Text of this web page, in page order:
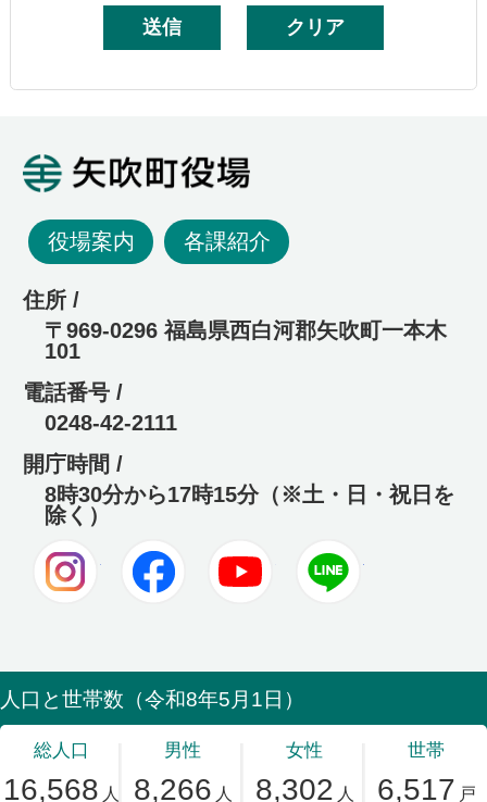
役場案内 各課紹介
住所 /
〒969-0296 福島県西白河郡矢吹町一本木
101
電話番号 /
0248-42-2111
開庁時間 /
8時30分から17時15分（※土・日・祝日を
除く）
Instagram Facebook Youtube